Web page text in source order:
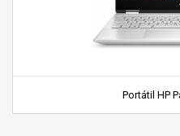
Portátil HP